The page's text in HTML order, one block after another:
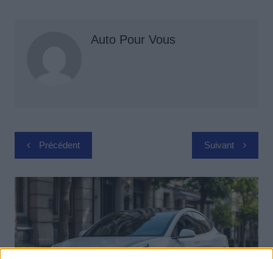
Auto Pour Vous
Navigation
de
l’article
Précédent Suivant